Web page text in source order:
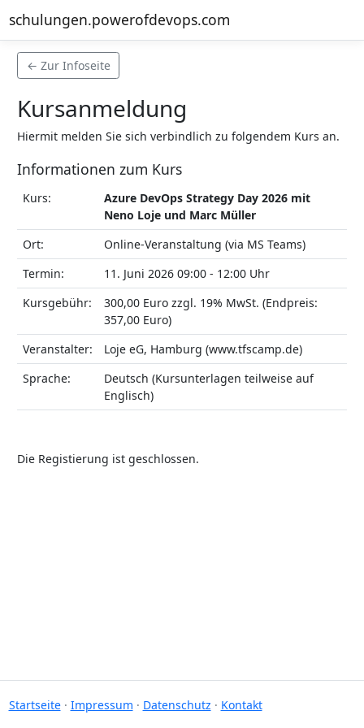
schulungen.powerofdevops.com
← Zur Infoseite
Kursanmeldung
Hiermit melden Sie sich verbindlich zu folgendem Kurs an.
Informationen zum Kurs
Kurs:
Azure DevOps Strategy Day 2026 mit
Neno Loje und Marc Müller
Ort:
Online-Veranstaltung (via MS Teams)
Termin:
11. Juni 2026 09:00 - 12:00 Uhr
Kursgebühr:
300,00 Euro zzgl. 19% MwSt. (Endpreis:
357,00 Euro)
Veranstalter:
Loje eG, Hamburg (www.tfscamp.de)
Sprache:
Deutsch (Kursunterlagen teilweise auf
Englisch)
Die Registierung ist geschlossen.
Startseite· Impressum · Datenschutz · Kontakt